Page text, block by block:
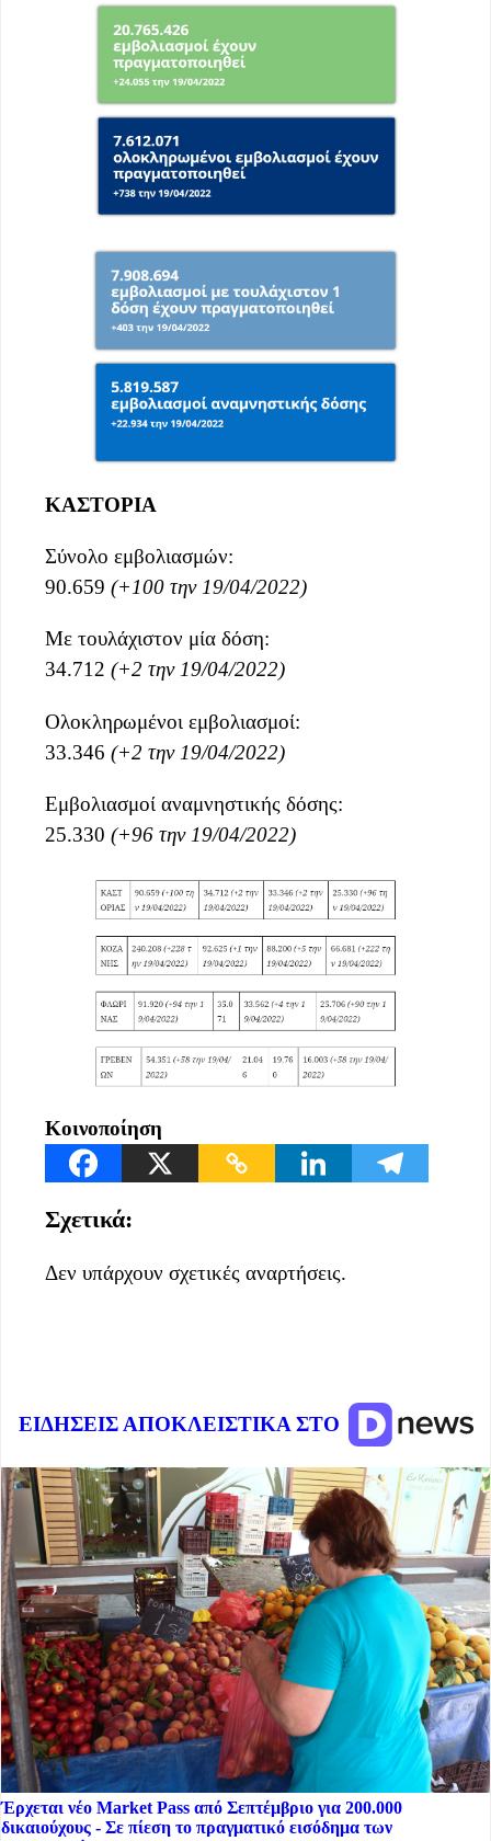
ΚΑΣΤΟΡΙΑ
Σύνολο εμβολιασμών:
90.659 (+100 την 19/04/2022)
Με τουλάχιστον μία δόση:
34.712 (+2 την 19/04/2022)
Ολοκληρωμένοι εμβολιασμοί:
33.346 (+2 την 19/04/2022)
Εμβολιασμοί αναμνηστικής δόσης:
25.330 (+96 την 19/04/2022)
Κοινοποίηση
Σχετικά:
Δεν υπάρχουν σχετικές αναρτήσεις.
ΕΙΔΗΣΕΙΣ ΑΠΟΚΛΕΙΣΤΙΚΑ ΣΤΟ
Έρχεται νέο Market Pass από Σεπτέμβριο για 200.000
δικαιούχους - Σε πίεση το πραγματικό εισόδημα των